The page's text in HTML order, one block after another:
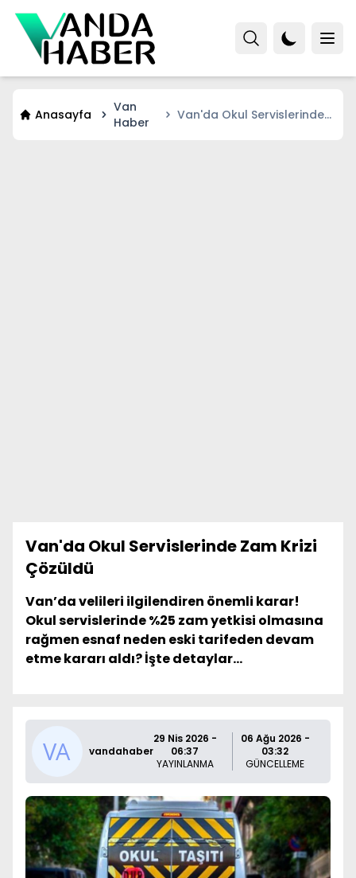
Anasayfa
Van
Haber
Van'da Okul Servislerinde
Van'da Okul Servislerinde Zam Krizi
Çözüldü
Van’da velileri ilgilendiren önemli karar!
Okul servislerinde %25 zam yetkisi olmasına
rağmen esnaf neden eski tarifeden devam
etme kararı aldı? İşte detaylar...
vandahaber
29 Nis 2026 -
06:37
YAYINLANMA
06 Ağu 2026 -
03:32
GÜNCELLEME